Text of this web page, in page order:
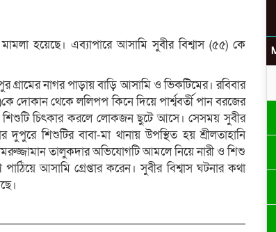
হয়েছে। এব্যাপারে আসামি সুবীর বিশ্বাস (৫৫) কে
নাগর পাড়ায় বাড়ি আসামি ও ভিকটিমের। রবিবার
দোকান থেকে ললিপপ কিনে দিয়ে পার্শ্ববর্তী পান বরজের
শিশুটি চিৎকার করলে লোকজন ছুটে আসে। সেসময় সুবীর
শিশুটির বাবা-মা থানায় উপস্থিত হয় শ্রীলতাহানি
তালুকদার অভিযোগটি আমলে নিয়ে নারী ও শিশু
আসামি গ্রেপ্তার করেন। সুবীর বিশ্বাস ঘটনার কথা